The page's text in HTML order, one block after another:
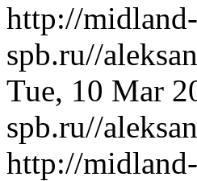
http://midland-
spb.ru//
Tue, 10 Mar
spb.ru//
http://midland-